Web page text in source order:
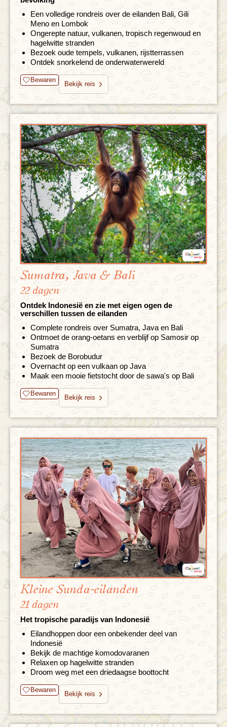
Een volledige rondreis over de eilanden Bali, Gili
Meno en Lombok
Ongerepte natuur, vulkanen, tropisch regenwoud en
hagelwitte stranden
Bezoek oude tempels, vulkanen, rijstterrassen
Ontdek snorkelend de onderwaterwereld
Bewaren
Bekijk reis
Sumatra, Java & Bali
22 dagen
Ontdek Indonesië en zie met eigen ogen de
verschillen tussen de eilanden
Complete rondreis over Sumatra, Java en Bali
Ontmoet de orang-oetans en verblijf op Samosir op
Sumatra
Bezoek de Borobudur
Overnacht op een vulkaan op Java
Maak een mooie fietstocht door de sawa's op Bali
Bewaren
Bekijk reis
Kleine Sunda-eilanden
21 dagen
Het tropische paradijs van Indonesië
Eilandhoppen door een onbekender deel van
Indonesië
Bekijk de machtige komodovaranen
Relaxen op hagelwitte stranden
Droom weg met een driedaagse boottocht
Bewaren
Bekijk reis